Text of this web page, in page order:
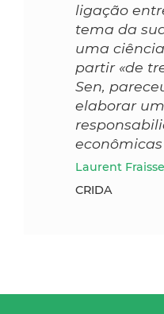
ligação
tema da
uma ciência
partir «de
Sen,
elaborar
econômicas
Laurent Fraisse
CRIDA